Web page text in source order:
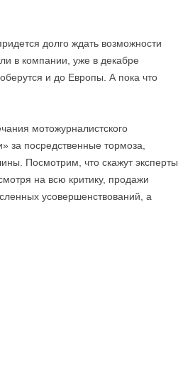
долго ждать возможности
в компании, уже в декабре
и до Европы. А пока что
мотожурналистского
за посредственные тормоза,
Посмотрим, что скажут эксперты
на всю критику, продажи
усовершенствований, а